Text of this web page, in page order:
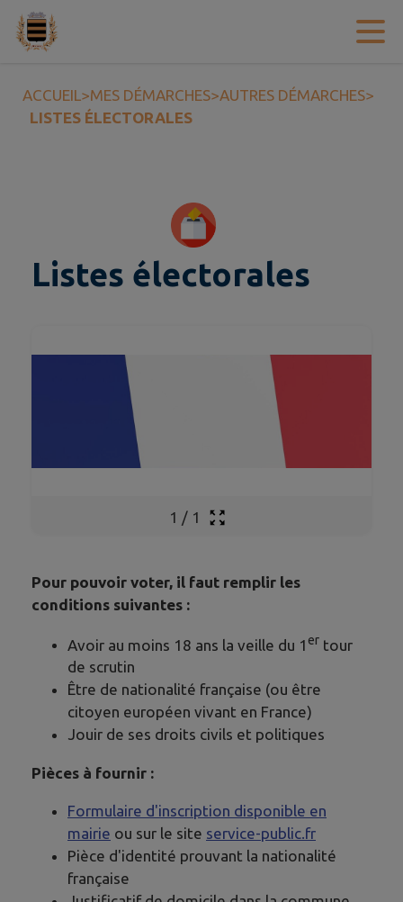
Contenu
ACCUEIL>MES DÉMARCHES>AUTRES DÉMARCHES>
LISTES ÉLECTORALES
Listes électorales
1 / 1
Pour pouvoir voter, il faut remplir les
conditions suivantes :
Avoir au moins 18 ans la veille du 1er tour
de scrutin
Être de nationalité française (ou être
citoyen européen vivant en France)
Jouir de ses droits civils et politiques
Pièces à fournir :
Formulaire d'inscription disponible en
mairie ou sur le site service-public.fr
Pièce d'identité prouvant la nationalité
française